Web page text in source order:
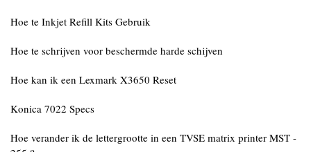
Hoe te Inkjet Refill Kits Gebruik
Hoe te schrijven voor beschermde harde schijven
Hoe kan ik een Lexmark X3650 Reset
Konica 7022 Specs
Hoe verander ik de lettergrootte in een TVSE matrix printer MST -